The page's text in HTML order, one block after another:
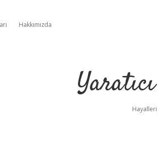
Hakkımızda